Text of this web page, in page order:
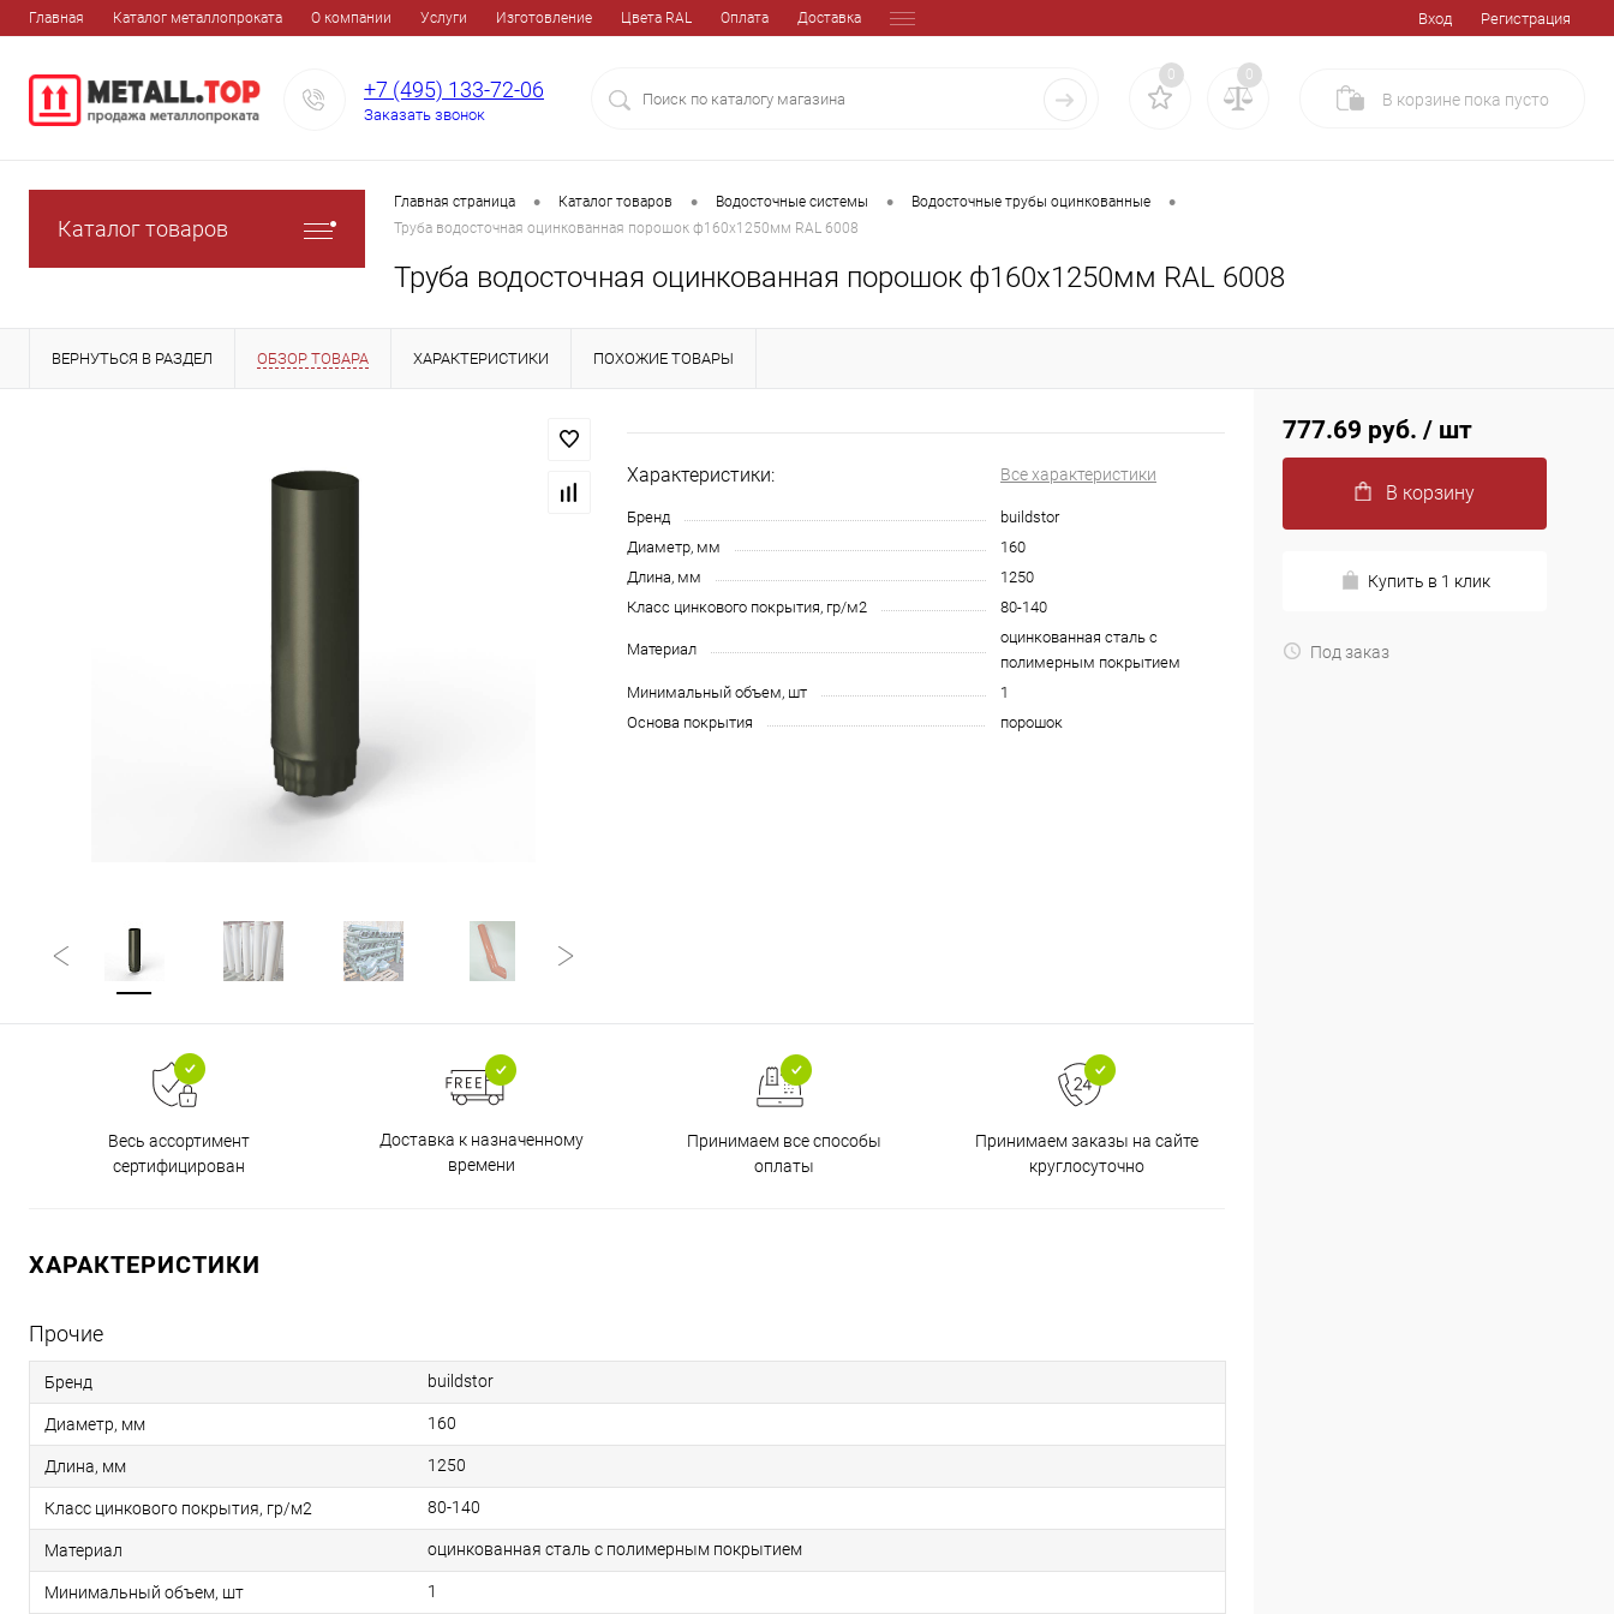
Главная Каталог металлопроката О компании Услуги Изготовление Цвета RAL Оплата Доставка Вход Регистрация
+7 (495) 133-72-06
Заказать звонок
0 0
В корзине пока пусто
Каталог товаров
Главная страница • Каталог товаров • Водосточные системы • Водосточные трубы оцинкованные •
Труба водосточная оцинкованная порошок ф160х1250мм RAL 6008
Труба водосточная оцинкованная порошок ф160х1250мм RAL 6008
ВЕРНУТЬСЯ В РАЗДЕЛ ОБЗОР ТОВАРА ХАРАКТЕРИСТИКИ ПОХОЖИЕ ТОВАРЫ
Характеристики: Все характеристики
Бренд
buildstor
Диаметр, мм
160
Длина, мм
1250
Класс цинкового покрытия, гр/м2
80-140
Материал
оцинкованная сталь с
полимерным покрытием
Минимальный объем, шт
1
Основа покрытия
порошок
Весь ассортимент
сертифицирован
Доставка к назначенному
времени
Принимаем все способы
оплаты
Принимаем заказы на сайте
круглосуточно
ХАРАКТЕРИСТИКИ
Прочие
Бренд buildstor
Диаметр, мм 160
Длина, мм 1250
Класс цинкового покрытия, гр/м2 80-140
Материал оцинкованная сталь с полимерным покрытием
Минимальный объем, шт 1
777.69 руб. / шт
В корзину
Купить в 1 клик
Под заказ